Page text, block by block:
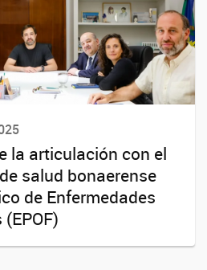
la articulación con el
salud bonaerense
de Enfermedades